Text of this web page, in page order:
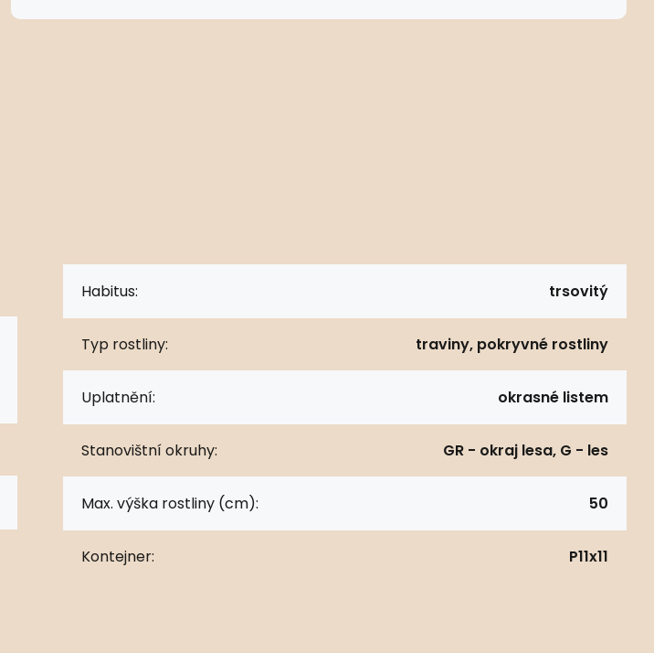
Habitus: trsovitý
Typ rostliny: traviny, pokryvné rostliny
Uplatnění: okrasné listem
Stanovištní okruhy: GR - okraj lesa, G - les
Max. výška rostliny (cm): 50
Kontejner: P11x11